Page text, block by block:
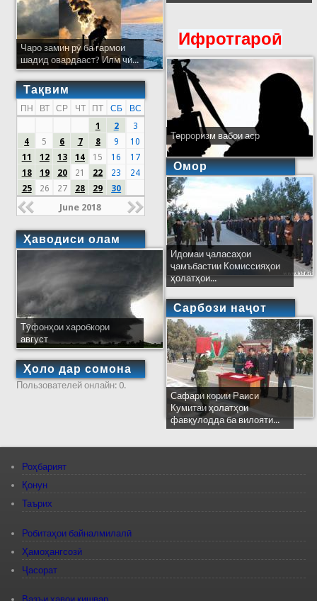
Чаро замин рӯ ба гармои
шадид овардааст? Илм чӣ...
Тақвим
ПН ВТ СР ЧТ ПТ СБ
ВС
1
2
3
4
5 6 7 8 9
10
11
12 13 14 15 16
17
18
19 20 21 22 23
24
25
26 27 28 29 30
June 2018
Ҳаводиси олам
Тӯфонҳои харобкори
август
Ҳоло дар сомона
Пользователей онлайн: 0.
Ифротгароӣ
Терроризм вабои аср
Омор
Идомаи ҷаласаҳои
ҷамъбастии Комиссияҳои
ҳолатҳои...
Сарбози наҷот
Сафари кории Раиси
Кумитаи ҳолатҳои
фавқулодда ба вилояти...
Роҳбарият
Қонун
Таърих
Робитаҳои байналмилалӣ
Ҳамоҳангсозӣ
Ҷасорат